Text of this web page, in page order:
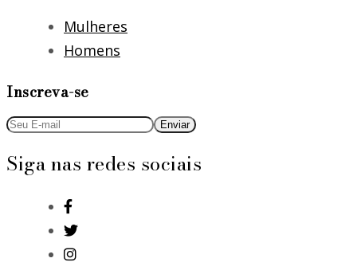
Mulheres
Homens
Inscreva-se
Siga nas redes sociais